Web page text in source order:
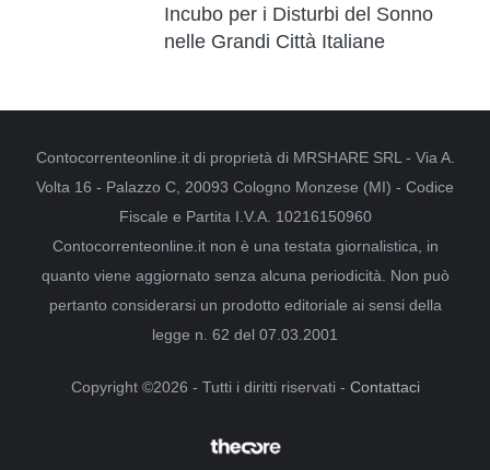
Incubo per i Disturbi del Sonno
nelle Grandi Città Italiane
Contocorrenteonline.it di proprietà di MRSHARE SRL - Via A.
Volta 16 - Palazzo C, 20093 Cologno Monzese (MI) - Codice
Fiscale e Partita I.V.A. 10216150960
Contocorrenteonline.it non è una testata giornalistica, in
quanto viene aggiornato senza alcuna periodicità. Non può
pertanto considerarsi un prodotto editoriale ai sensi della
legge n. 62 del 07.03.2001
Copyright ©2026 - Tutti i diritti riservati - Contattaci